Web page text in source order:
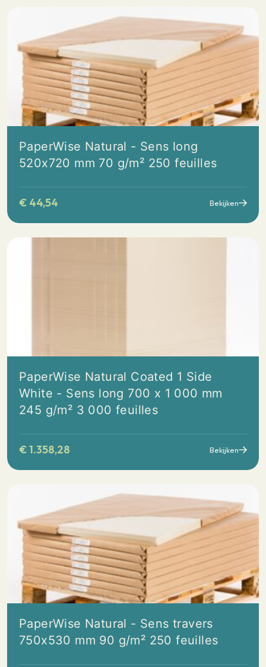
PaperWise Natural - Sens long
520x720 mm 70 g/m² 250 feuilles
€ 44,54 Bekijken
PaperWise Natural Coated 1 Side
White - Sens long 700 x 1 000 mm
245 g/m² 3 000 feuilles
€1.358,28 Bekijken
PaperWise Natural - Sens travers
750x530 mm 90 g/m² 250 feuilles